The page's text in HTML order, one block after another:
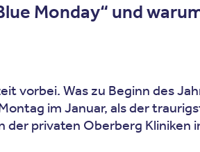
Monday“ und
vorbei. Was zu Beginn des
im Januar, als der
privaten Oberberg